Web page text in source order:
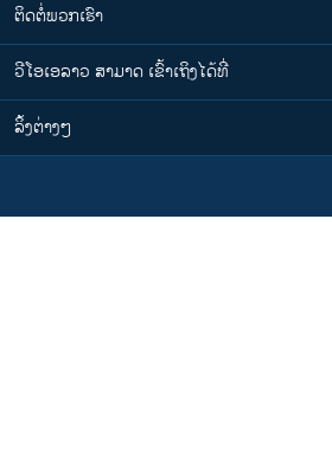
ຕິດຕໍ່ພວກເຮົາ
ວີໂອເອລາວ ສາມາດ ເຂົ້າເຖິງໄດ້ທີ່
​ລິ້ງ​ຕ່າງໆ